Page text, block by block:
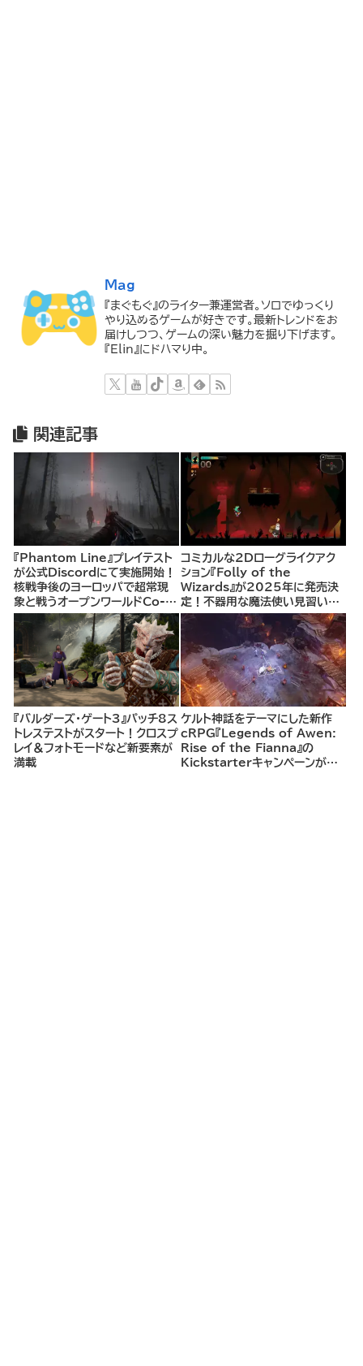
Mag
『まぐもぐ』のライター兼運営者。ソロでゆっくり
やり込めるゲームが好きです。最新トレンドをお
届けしつつ、ゲームの深い魅力を掘り下げます。
『Elin』にドハマり中。
関連記事
『Phantom Line』プレイテスト
が公式Discordにて実施開始！
核戦争後のヨーロッパで超常現
象と戦うオープンワールドCo-
opシューター
コミカルな2Dローグライクアク
ション『Folly of the
Wizards』が2025年に発売決
定！不器用な魔法使い見習いと
して、ランダム生成ダンジョンを
探索し、世界を救う冒険へ。
『バルダーズ・ゲート3』パッチ8ス
トレステストがスタート！クロスプ
レイ＆フォトモードなど新要素が
満載
ケルト神話をテーマにした新作
cRPG『Legends of Awen:
Rise of the Fianna』の
Kickstarterキャンペーンがま